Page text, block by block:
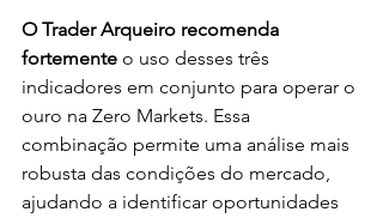
O Trader Arqueiro recomenda
fortemente o uso desses três
indicadores em conjunto para operar o
ouro na Zero Markets. Essa
combinação permite uma análise mais
robusta das condições do mercado,
ajudando a identificar oportunidades